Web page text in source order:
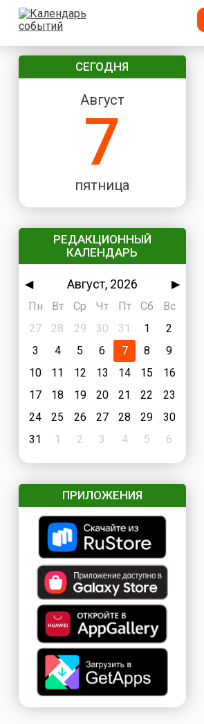
СЕГОДНЯ
Август
7
пятница
РЕДАКЦИОННЫЙ
КАЛЕНДАРЬ
◀ Август, 2026
▶
Пн
Вт Ср Чт Пт Сб
Вс
27
28 29 30 31 1
2
3
4 5 6 7 8
9
10
11 12 13 14 15
16
17
18 19 20 21 22
23
24
25 26 27 28 29
30
31
1 2 3 4 5 6
ПРИЛОЖЕНИЯ